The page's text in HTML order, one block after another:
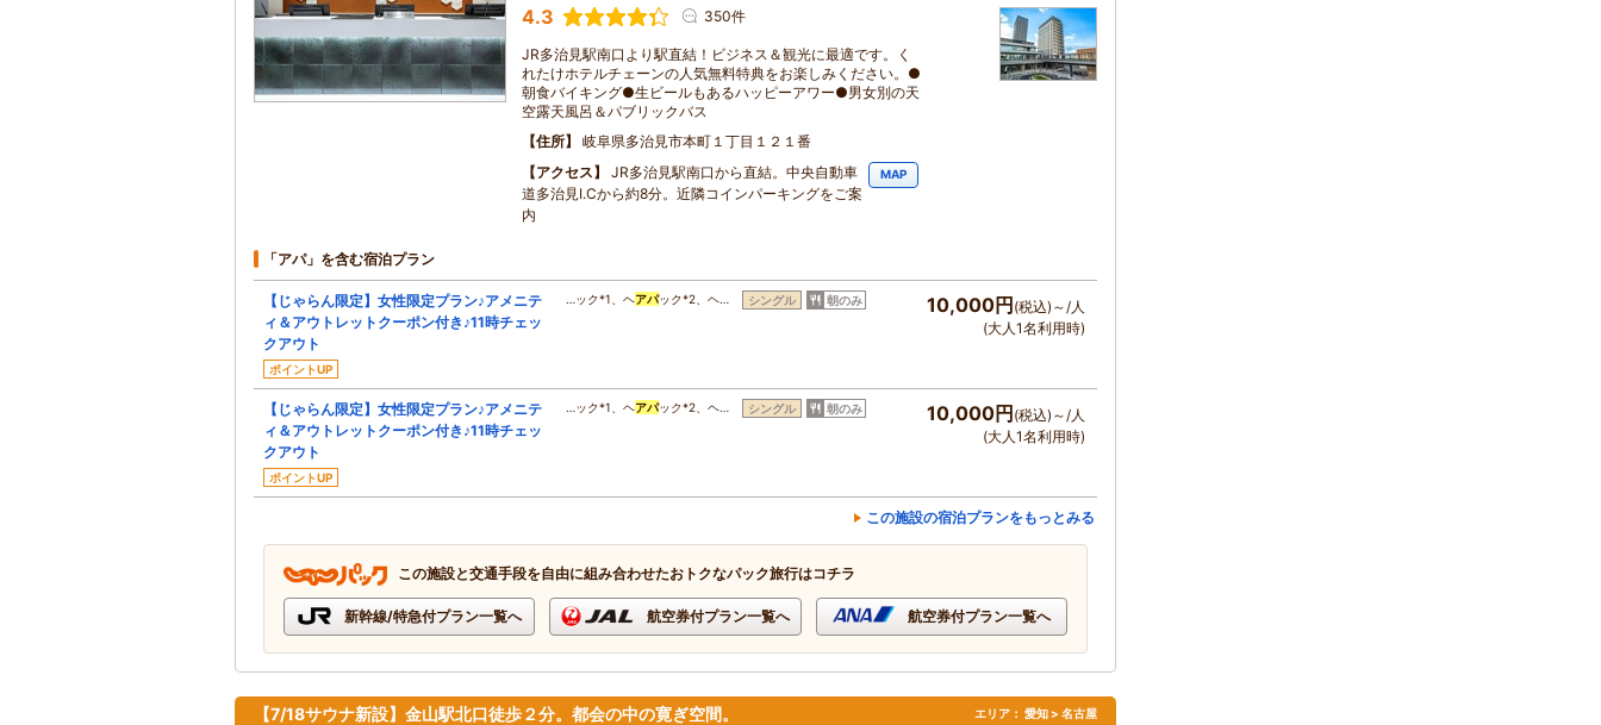
4.3 350件
JR多治見駅南口より駅直結！ビジネス＆観光に最適です。く
れたけホテルチェーンの人気無料特典をお楽しみください。●
朝食バイキング●生ビールもあるハッピーアワー●男女別の天
空露天風呂＆パブリックバス
住所
岐阜県多治見市本町１丁目１２１番
アクセス
JR多治見駅南口から直結。中央自動車
道多治見I.Cから約8分。近隣コインパーキングをご案
内
MAP
「アパ」を含む宿泊プラン
【じゃらん限定】女性限定プラン♪アメニテ
ィ＆アウトレットクーポン付き♪11時チェッ
クアウト
ポイントUP
…ック*1、ヘアパック*2、ヘ… シングル 朝のみ 10,000円 (税込)～/人
(大人1名利用時)
【じゃらん限定】女性限定プラン♪アメニテ
ィ＆アウトレットクーポン付き♪11時チェッ
クアウト
ポイントUP
…ック*1、ヘアパック*2、ヘ… シングル 朝のみ 10,000円 (税込)～/人
(大人1名利用時)
この施設の宿泊プランをもっとみる
この施設と交通手段を自由に組み合わせたおトクなパック旅行はコチラ
新幹線/特急付プラン一覧へ 航空券付プラン一覧へ 航空券付プラン一覧へ
【7/18サウナ新設】金山駅北口徒歩２分。都会の中の寛ぎ空間。 エリア： 愛知 > 名古屋